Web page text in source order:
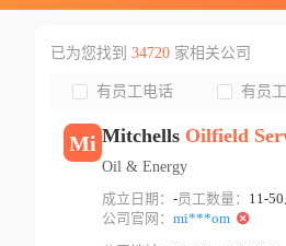
已为您找到 34720家相关公司
有员工电话 有员
Mi Mitchells Oilfield
Oil & Energy
成立日期： -员工数量： 11-
公司官网： mi***om